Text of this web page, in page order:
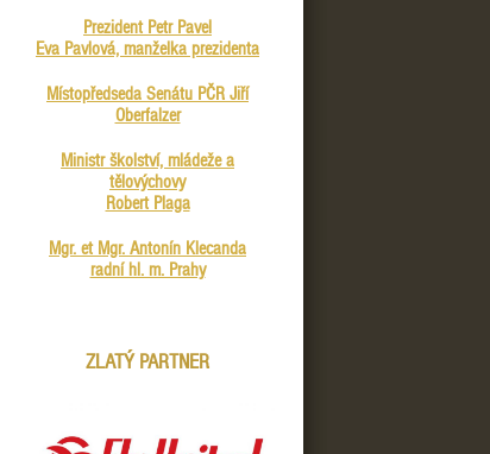
Prezident Petr Pavel
Eva Pavlová, manželka prezidenta
Místopředseda Senátu PČR Jiří
Oberfalzer
Ministr školství, mládeže a
tělovýchovy
Robert Plaga
Mgr. et Mgr. Antonín Klecanda
radní hl. m. Prahy
ZLATÝ PARTNER